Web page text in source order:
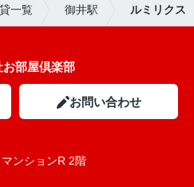
一覧 御井駅 ルミリクス
お部屋倶楽部
お問い合わせ
ンションR 2階